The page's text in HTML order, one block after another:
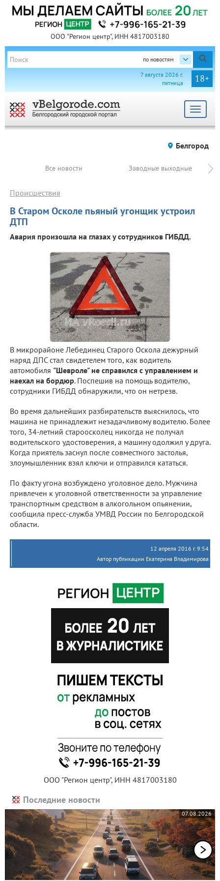
ООО "Регион центр", ИНН 4817003180
по новостям
18+
7 августа 2026 г.
пятница
Toggle
Белгород
Все новости Заводные выходные
В Старом Осколе пьяный угонщик устроил
ДТП
Происшествия
Авария произошла на глазах у сотрудников ГИБДД.
В микрорайоне Лебединец Старого Оскола дежурный
наряд ДПС стал свидетелем того, как водитель
автомобиля "Шевроле" не справился с управлением и
наехал на бордюр. Поспешив на помощь водителю,
сотрудники ГИБДД обнаружили, что он нетрезв.
Во время дальнейших разбирательств выяснилось, что
машина не принадлежит незадачливому водителю. Более
того, 34-летний староосколец никогда не получал
водительского удостоверения, а машину одолжил у друга.
Когда приятель заснул после совместного застолья,
злоумышленник взял ключи и отправился кататься.
По факту угона возбуждено уголовное дело. Мужчина
привлечен к уголовной ответственности за управление
транспортным средством в алкогольном опьянении,
сообщила пресс-служба УМВД России по Белгородской
области.
12 апреля 2016 г. 9:54
Автор публикации Екатерина Владимирова
ООО "Регион центр", ИНН 4817003180
Последние новости
07.08.2026